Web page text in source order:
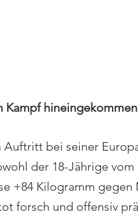
Kampf hineingekommen
Auftritt bei seiner
der 18-Jährige
+84 Kilogramm
forsch und offensiv